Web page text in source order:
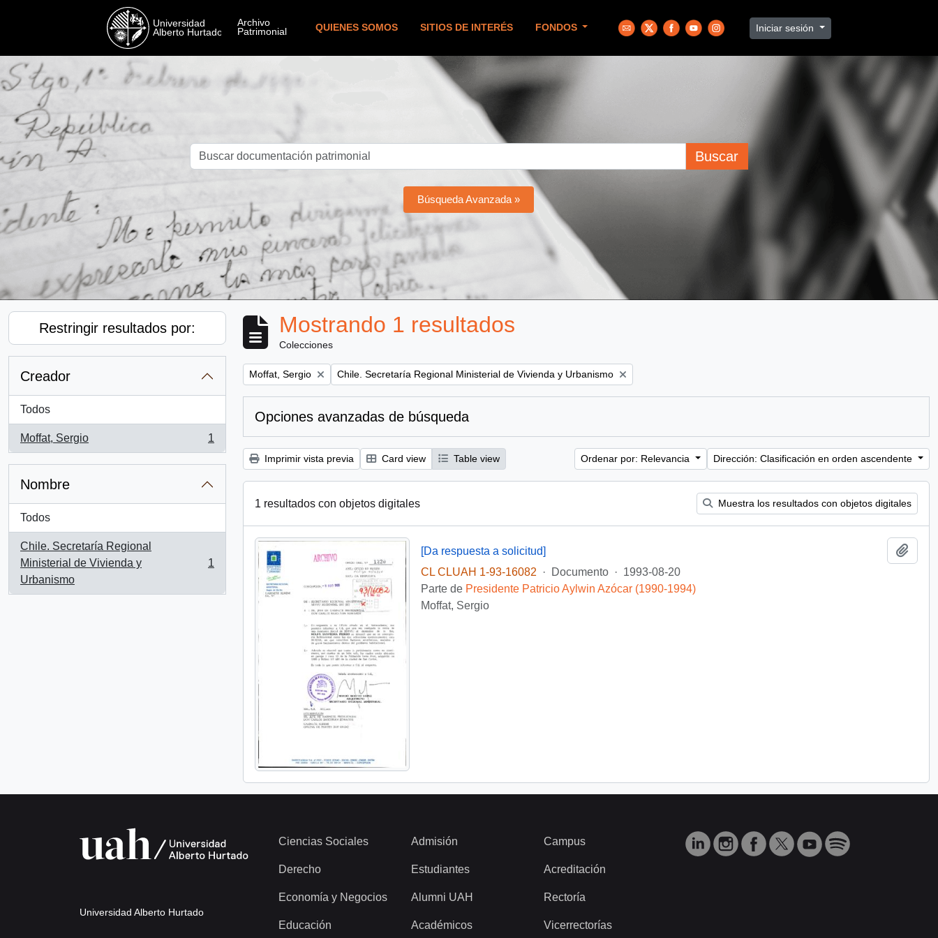
QUIENES SOMOS SITIOS DE INTERÉS FONDOS Iniciar sesión
Buscar
Búsqueda Avanzada »
Restringir resultados por:
Creador
Todos
Moffat, Sergio
, 1 resultados
1
Nombre
Todos
Chile. Secretaría Regional
Ministerial de Vivienda y
Urbanismo
, 1 resultados
1
Mostrando 1 resultados
Colecciones
Remove filter:
Moffat, Sergio Remove filter:
Chile. Secretaría Regional Ministerial de Vivienda y Urbanismo
Opciones avanzadas de búsqueda
Imprimir vista previa Card view Table view Ordenar por: Relevancia Dirección: Clasificación en orden ascendente
1 resultados con objetos digitales Muestra los resultados con objetos digitales
[Da respuesta a solicitud]
CL CLUAH 1-93-16082
· Documento · 1993-08-20
Parte de Presidente Patricio Aylwin Azócar (1990-1994)
Moffat, Sergio
Universidad Alberto Hurtado
Ciencias Sociales
Derecho
Economía y Negocios
Educación
Admisión
Estudiantes
Alumni UAH
Académicos
Campus
Acreditación
Rectoría
Vicerrectorías